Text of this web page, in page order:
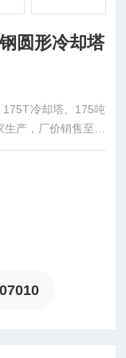
圆形冷却塔
175T冷却塔、175吨
产，厂价销售至全
安研牌圆形冷却塔